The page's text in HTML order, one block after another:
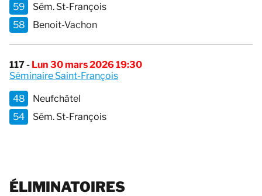
59
Sém. St-François
58
Benoit-Vachon
117 - Lun 30 mars 2026 19:30
Séminaire Saint-François
48
Neufchâtel
54
Sém. St-François
ÉLIMINATOIRES